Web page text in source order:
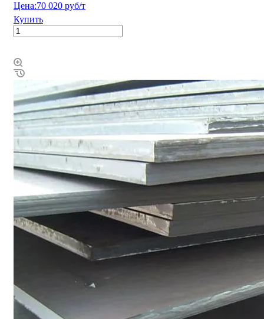
Цена:70 020 руб/т
Купить